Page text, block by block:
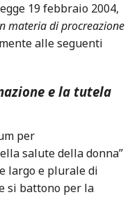
19 febbraio 2004,
materia di procreazione
alle seguenti
e la tutela
per
salute della donna”
largo e plurale di
si battono per la